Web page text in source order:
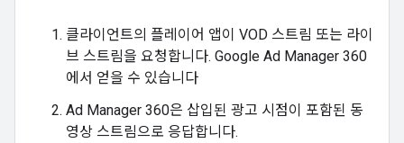
클라이언트의 플레이어 앱이 VOD 스트림 또는 라이
브 스트림을 요청합니다. Google Ad Manager 360
에서 얻을 수 있습니다
Ad Manager 360은 삽입된 광고 시점이 포함된 동
영상 스트림으로 응답합니다.